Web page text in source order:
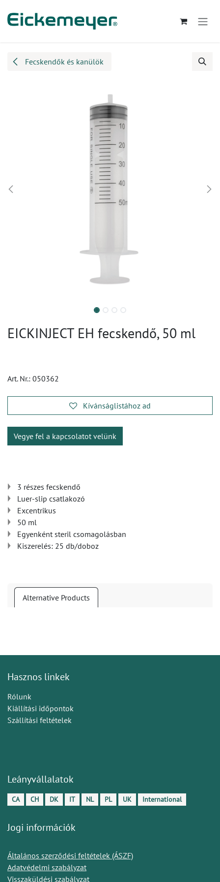
Fecskendők és kanülök
EICKINJECT EH fecskendő, 50 ml
Art. Nr.: 050362
Kívánságlistához ad
Vegye fel a kapcsolatot velünk
3 részes fecskendő
Luer-slip csatlakozó
Excentrikus
50 ml
Egyenként steril csomagolásban
Kiszerelés: 25 db/doboz
Alternative Products
Hasznos linkek
Rólunk
Kiállítási időpontok
Szállítási feltételek
Leányvállalatok
CA CH DK IT NL PL UK International
Jogi információk
Általános szerződési feltételek (ÁSZF)
Adatvédelmi szabályzat
Visszaküldési szabályzat